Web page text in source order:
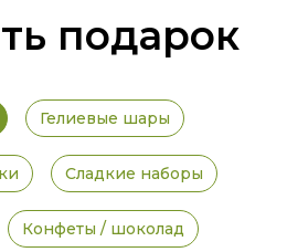
подарок
Гелиевые шары
Сладкие наборы
Конфеты / шоколад